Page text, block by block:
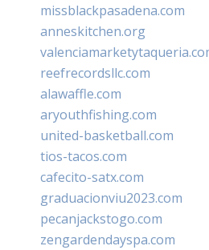
missblackpasadena.com
anneskitchen.org
reefrecordsllc.com
alawaffle.com
aryouthfishing.com
united-basketball.com
tios-tacos.com
cafecito-satx.com
graduacionviu2023.com
pecanjackstogo.com
zengardendayspa.com